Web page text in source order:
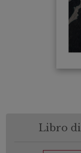
Libro